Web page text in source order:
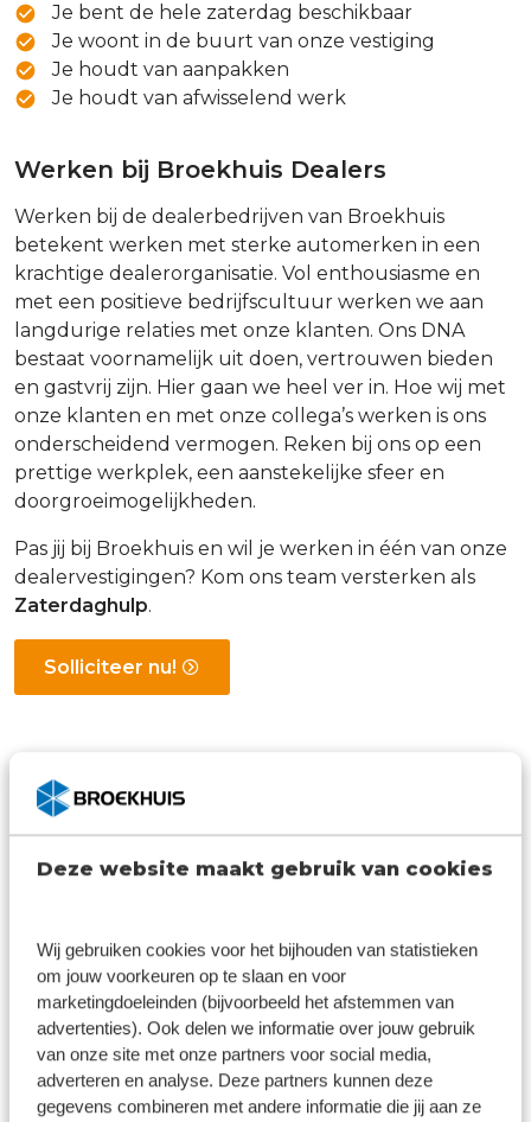
Deze website maakt gebruik van cookies
Wij gebruiken cookies voor het bijhouden van statistieken
om jouw voorkeuren op te slaan en voor
marketingdoeleinden (bijvoorbeeld het afstemmen van
advertenties). Ook delen we informatie over jouw gebruik
van onze site met onze partners voor social media,
adverteren en analyse. Deze partners kunnen deze
gegevens combineren met andere informatie die jij aan ze
Je bent de hele zaterdag beschikbaar
Je woont in de buurt van onze vestiging
Je houdt van aanpakken
Je houdt van afwisselend werk
Werken bij Broekhuis Dealers
Werken bij de dealerbedrijven van Broekhuis
betekent werken met sterke automerken in een
krachtige dealerorganisatie. Vol enthousiasme en
met een positieve bedrijfscultuur werken we aan
langdurige relaties met onze klanten. Ons DNA
bestaat voornamelijk uit doen, vertrouwen bieden
en gastvrij zijn. Hier gaan we heel ver in. Hoe wij met
onze klanten en met onze collega’s werken is ons
onderscheidend vermogen. Reken bij ons op een
prettige werkplek, een aanstekelijke sfeer en
doorgroeimogelijkheden.
Pas jij bij Broekhuis en wil je werken in één van onze
dealervestigingen? Kom ons team versterken als
Zaterdaghulp.
Solliciteer nu!
Sollicitatieprocedure